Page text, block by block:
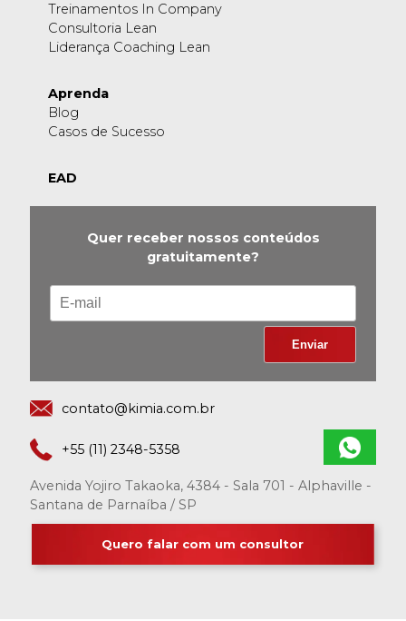
Treinamentos In Company
Consultoria Lean
Liderança Coaching Lean
Aprenda
Blog
Casos de Sucesso
EAD
Quer receber nossos conteúdos
gratuitamente?
contato@kimia.com.br
+55 (11) 2348-5358
Avenida Yojiro Takaoka, 4384 - Sala 701 - Alphaville -
Santana de Parnaíba / SP
Quero falar com um consultor